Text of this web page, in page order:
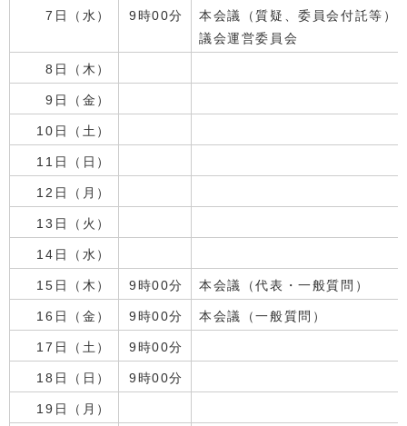
7日（水） 9時00分
本会議（質疑、委員会付託等）
議会運営委員会
8日（木）
9日（金）
10日（土）
11日（日）
12日（月）
13日（火）
14日（水）
15日（木） 9時00分 本会議（代表・一般質問）
16日（金） 9時00分 本会議（一般質問）
17日（土） 9時00分
18日（日） 9時00分
19日（月）